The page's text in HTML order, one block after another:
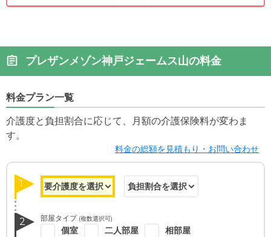
プレザンメゾン神戸ジェームス山の料金
料金プラン一覧
介護度と負担割合に応じて、月額の介護保険料が変わま
す。
料金の総額を見積もり・お問い合わせ
1
2 部屋タイプ (複数選択可)
個室 二人部屋 相部屋